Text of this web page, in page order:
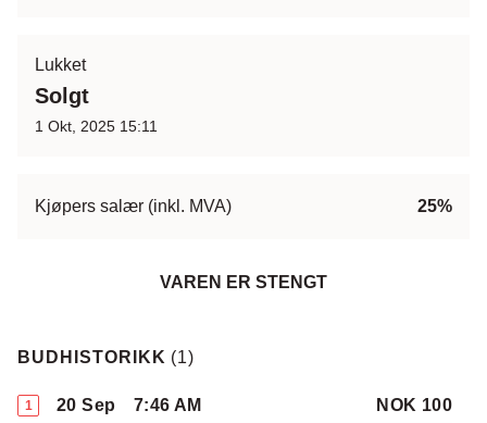
Lukket
Solgt
1 Okt, 2025 15:11
Kjøpers salær (inkl. MVA) 25%
VAREN ER STENGT
BUDHISTORIKK (1)
1 20 Sep 7:46 AM NOK 100